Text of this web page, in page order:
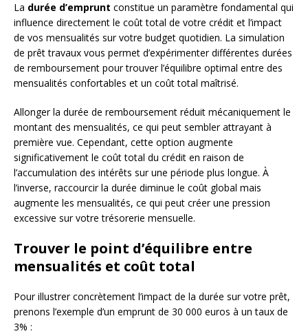
La durée d’emprunt constitue un paramètre fondamental qui
influence directement le coût total de votre crédit et l’impact
de vos mensualités sur votre budget quotidien. La simulation
de prêt travaux vous permet d’expérimenter différentes durées
de remboursement pour trouver l’équilibre optimal entre des
mensualités confortables et un coût total maîtrisé.
Allonger la durée de remboursement réduit mécaniquement le
montant des mensualités, ce qui peut sembler attrayant à
première vue. Cependant, cette option augmente
significativement le coût total du crédit en raison de
l’accumulation des intérêts sur une période plus longue. À
l’inverse, raccourcir la durée diminue le coût global mais
augmente les mensualités, ce qui peut créer une pression
excessive sur votre trésorerie mensuelle.
Trouver le point d’équilibre entre
mensualités et coût total
Pour illustrer concrètement l’impact de la durée sur votre prêt,
prenons l’exemple d’un emprunt de 30 000 euros à un taux de
3% :